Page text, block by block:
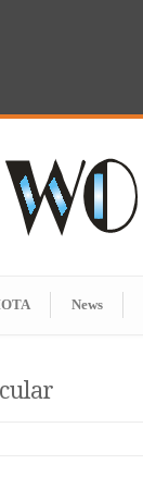
News